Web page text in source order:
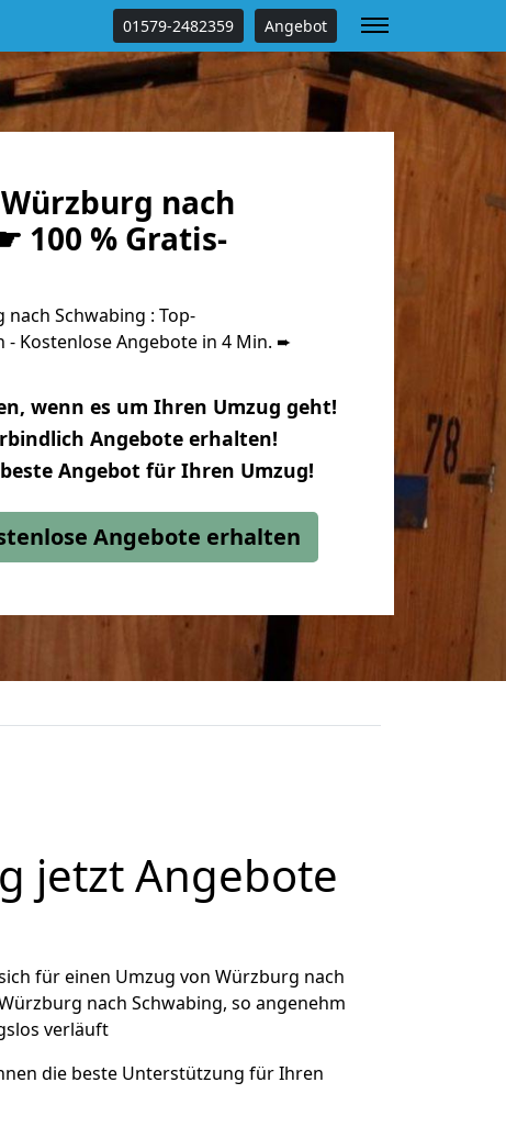
01579-2482359 Angebot
nach
100 % Gratis-
Schwabing : Top-
Kostenlose Angebote in 4 Min. ➨
wenn es um Ihren Umzug geht!
Angebote erhalten!
Angebot für Ihren Umzug!
Angebote erhalten
jetzt Angebote
für einen Umzug von Würzburg nach
nach Schwabing, so angenehm
verläuft
die beste Unterstützung für Ihren